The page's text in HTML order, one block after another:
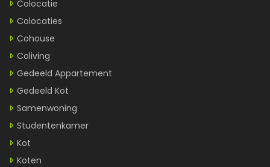
Colocatie
Colocaties
Cohouse
Coliving
Gedeeld Appartement
Gedeeld Kot
Samenwoning
Studentenkamer
Kot
Koten